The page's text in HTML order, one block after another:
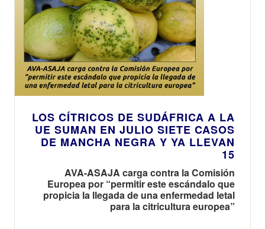
LOS CÍTRICOS DE SUDÁFRICA A LA
UE SUMAN EN JULIO SIETE CASOS
DE MANCHA NEGRA Y YA LLEVAN
15
AVA-ASAJA carga contra la Comisión
Europea por “permitir este escándalo que
propicia la llegada de una enfermedad letal
para la citricultura europea”